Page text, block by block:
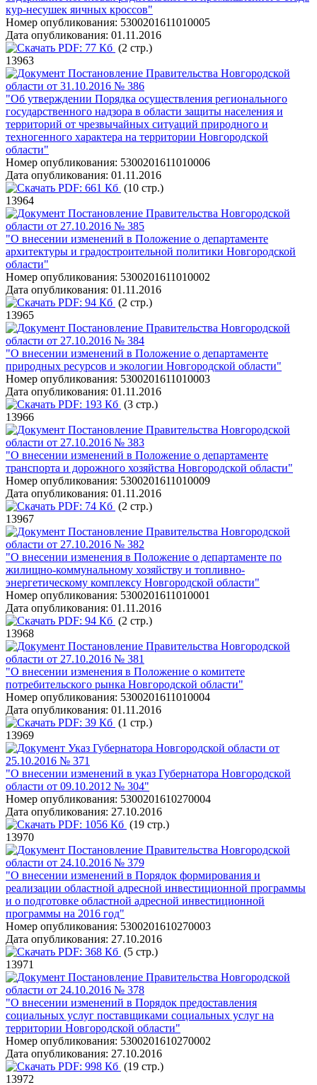
кур-несушек яичных кроссов"
Номер опубликования: 5300201611010005
Дата опубликования: 01.11.2016
PDF: 77 Кб (2 стр.)
13963
Постановление Правительства Новгородской
области от 31.10.2016 № 386
"Об утверждении Порядка осуществления регионального
государственного надзора в области защиты населения и
территорий от чрезвычайных ситуаций природного и
техногенного характера на территории Новгородской
области"
Номер опубликования: 5300201611010006
Дата опубликования: 01.11.2016
PDF: 661 Кб (10 стр.)
13964
Постановление Правительства Новгородской
области от 27.10.2016 № 385
"О внесении изменений в Положение о департаменте
архитектуры и градостроительной политики Новгородской
области"
Номер опубликования: 5300201611010002
Дата опубликования: 01.11.2016
PDF: 94 Кб (2 стр.)
13965
Постановление Правительства Новгородской
области от 27.10.2016 № 384
"О внесении изменений в Положение о департаменте
природных ресурсов и экологии Новгородской области"
Номер опубликования: 5300201611010003
Дата опубликования: 01.11.2016
PDF: 193 Кб (3 стр.)
13966
Постановление Правительства Новгородской
области от 27.10.2016 № 383
"О внесении изменений в Положение о департаменте
транспорта и дорожного хозяйства Новгородской области"
Номер опубликования: 5300201611010009
Дата опубликования: 01.11.2016
PDF: 74 Кб (2 стр.)
13967
Постановление Правительства Новгородской
области от 27.10.2016 № 382
"О внесении изменения в Положение о департаменте по
жилищно-коммунальному хозяйству и топливно-
энергетическому комплексу Новгородской области"
Номер опубликования: 5300201611010001
Дата опубликования: 01.11.2016
PDF: 94 Кб (2 стр.)
13968
Постановление Правительства Новгородской
области от 27.10.2016 № 381
"О внесении изменения в Положение о комитете
потребительского рынка Новгородской области"
Номер опубликования: 5300201611010004
Дата опубликования: 01.11.2016
PDF: 39 Кб (1 стр.)
13969
Указ Губернатора Новгородской области от
25.10.2016 № 371
"О внесении изменений в указ Губернатора Новгородской
области от 09.10.2012 № 304"
Номер опубликования: 5300201610270004
Дата опубликования: 27.10.2016
PDF: 1056 Кб (19 стр.)
13970
Постановление Правительства Новгородской
области от 24.10.2016 № 379
"О внесении изменений в Порядок формирования и
реализации областной адресной инвестиционной программы
и о подготовке областной адресной инвестиционной
программы на 2016 год"
Номер опубликования: 5300201610270003
Дата опубликования: 27.10.2016
PDF: 368 Кб (5 стр.)
13971
Постановление Правительства Новгородской
области от 24.10.2016 № 378
"О внесении изменений в Порядок предоставления
социальных услуг поставщиками социальных услуг на
территории Новгородской области"
Номер опубликования: 5300201610270002
Дата опубликования: 27.10.2016
PDF: 998 Кб (19 стр.)
13972